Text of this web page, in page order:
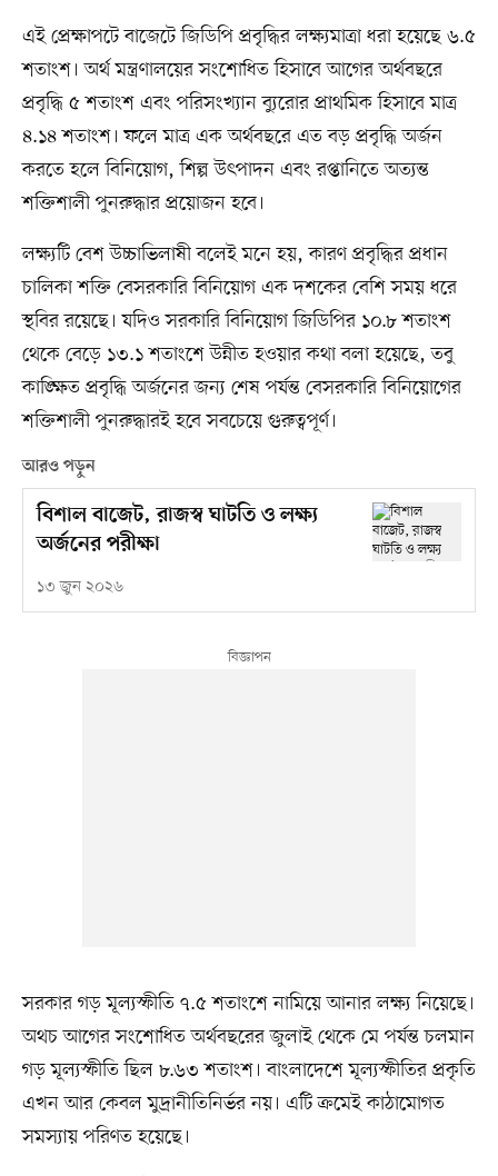
এই প্রেক্ষাপটে বাজেটে জিডিপি প্রবৃদ্ধির লক্ষ্যমাত্রা ধরা হয়েছে ৬.৫
শতাংশ। অর্থ মন্ত্রণালয়ের সংশোধিত হিসাবে আগের অর্থবছরে
প্রবৃদ্ধি ৫ শতাংশ এবং পরিসংখ্যান ব্যুরোর প্রাথমিক হিসাবে মাত্র
৪.১৪ শতাংশ। ফলে মাত্র এক অর্থবছরে এত বড় প্রবৃদ্ধি অর্জন
করতে হলে বিনিয়োগ, শিল্প উৎপাদন এবং রপ্তানিতে অত্যন্ত
শক্তিশালী পুনরুদ্ধার প্রয়োজন হবে।
লক্ষ্যটি বেশ উচ্চাভিলাষী বলেই মনে হয়, কারণ প্রবৃদ্ধির প্রধান
চালিকা শক্তি বেসরকারি বিনিয়োগ এক দশকের বেশি সময় ধরে
স্থবির রয়েছে। যদিও সরকারি বিনিয়োগ জিডিপির ১০.৮ শতাংশ
থেকে বেড়ে ১৩.১ শতাংশে উন্নীত হওয়ার কথা বলা হয়েছে, তবু
কাঙ্ক্ষিত প্রবৃদ্ধি অর্জনের জন্য শেষ পর্যন্ত বেসরকারি বিনিয়োগের
শক্তিশালী পুনরুদ্ধারই হবে সবচেয়ে গুরুত্বপূর্ণ।
আরও পড়ুন
বিশাল বাজেট, রাজস্ব ঘাটতি ও লক্ষ্য
অর্জনের পরীক্ষা
১৩ জুন ২০২৬
সরকার গড় মূল্যস্ফীতি ৭.৫ শতাংশে নামিয়ে আনার লক্ষ্য নিয়েছে।
অথচ আগের সংশোধিত অর্থবছরের জুলাই থেকে মে পর্যন্ত চলমান
গড় মূল্যস্ফীতি ছিল ৮.৬৩ শতাংশ। বাংলাদেশে মূল্যস্ফীতির প্রকৃতি
এখন আর কেবল মুদ্রানীতিনির্ভর নয়। এটি ক্রমেই কাঠামোগত
সমস্যায় পরিণত হয়েছে।